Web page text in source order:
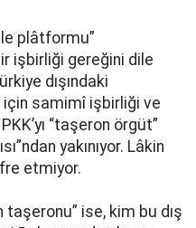
plâtformu”
işbirliği gereğini dile
dışındaki
samimî işbirliği ve
“taşeron örgüt”
yakınıyor. Lâkin
etmiyor.
taşeronu” ise, kim bu dış